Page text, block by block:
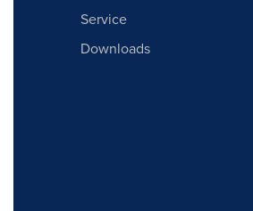
Service
Downloads